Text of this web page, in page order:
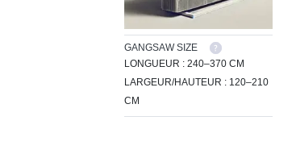
GANGSAW SIZE
LONGUEUR : 240–370 CM
LARGEUR/HAUTEUR : 120–210
CM